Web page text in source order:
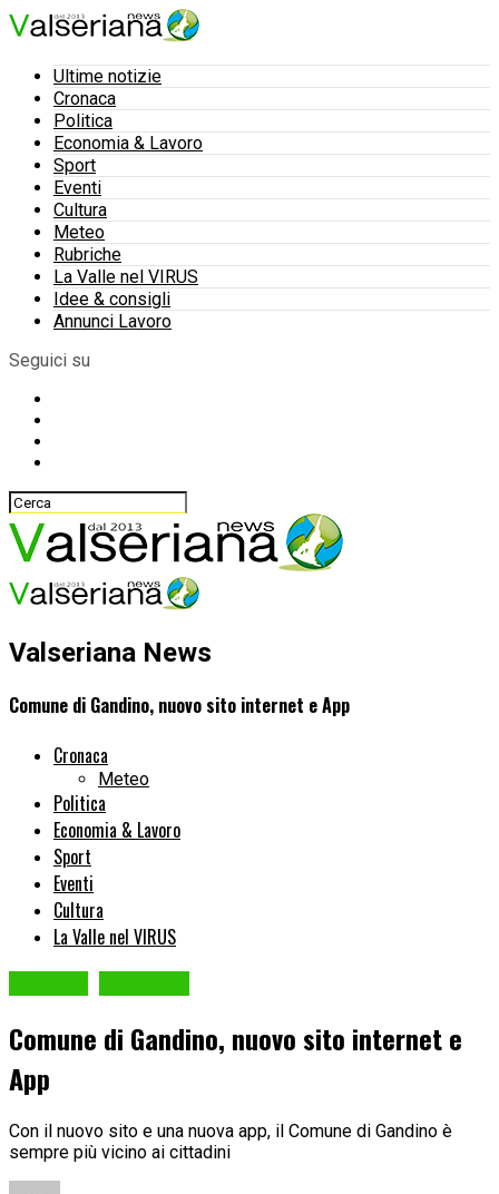
Ultime notizie
Cronaca
Politica
Economia & Lavoro
Sport
Eventi
Cultura
Meteo
Rubriche
La Valle nel VIRUS
Idee & consigli
Annunci Lavoro
Seguici su
Valseriana News
Comune di Gandino, nuovo sito internet e App
Cronaca
Meteo
Politica
Economia & Lavoro
Sport
Eventi
Cultura
La Valle nel VIRUS
Comune di Gandino, nuovo sito internet e
App
Con il nuovo sito e una nuova app, il Comune di Gandino è
sempre più vicino ai cittadini